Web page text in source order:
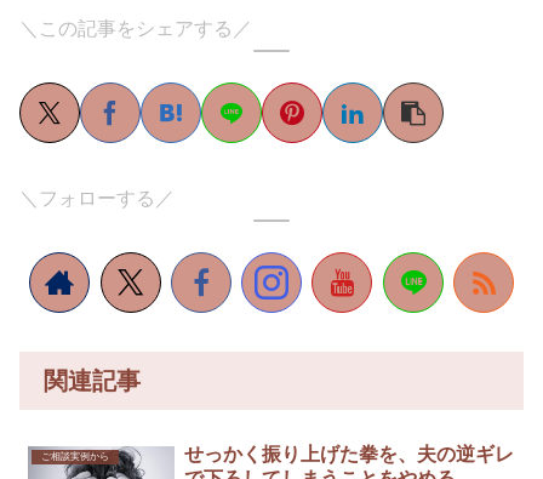
＼この記事をシェアする／
＼フォローする／
関連記事
ご相談実例から
せっかく振り上げた拳を、夫の逆ギレ